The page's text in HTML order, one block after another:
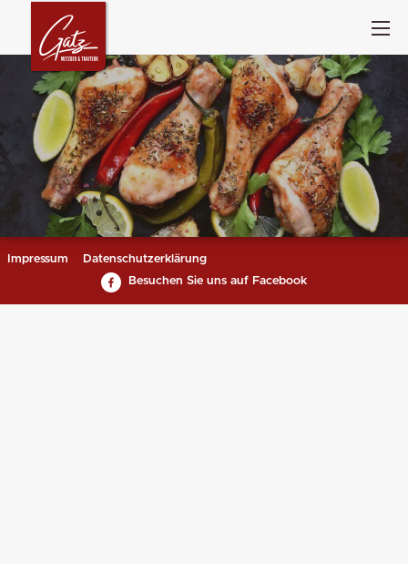
Impressum
Datenschutzerklärung
Besuchen Sie uns auf Facebook